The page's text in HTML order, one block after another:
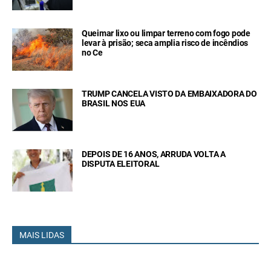
Queimar lixo ou limpar terreno com fogo pode
levar à prisão; seca amplia risco de incêndios
no Ce
TRUMP CANCELA VISTO DA EMBAIXADORA DO
BRASIL NOS EUA
DEPOIS DE 16 ANOS, ARRUDA VOLTA A
DISPUTA ELEITORAL
MAIS LIDAS